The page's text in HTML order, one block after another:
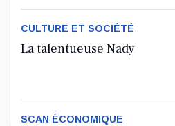
CULTURE ET SOCIÉTÉ
La talentueuse Nady
SCAN ÉCONOMIQUE